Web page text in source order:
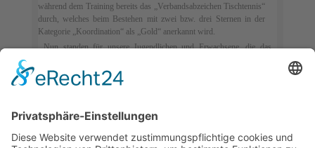
während dem Training bereits das „Verbandsabzeichen Tischtennis“
durch, welches beim Bestehen mit zwei bzw. drei Sternen in der
Kategorie „Koordination“ als „Gold“ anerkannt wird.
Nun standen für unsere Jugendlichen und Erwachsene, die das
Rennen, Springen und allen anderen Disziplinen kamen alle
Teilnehmer an ihre Grenzen. Nachdem auf dem Stadionplatz alle
noch eine weitere Disziplin zu erledigen. Einige unserer
Jugendlichen machten zum ersten Mal ihr Sportabzeichen, daher
mussten sie noch ihren Schwimmnachweis erbringen und die